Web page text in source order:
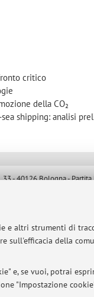
e altri strumenti di
sull'efficacia della
e, se vuoi, potrai
"Impostazione
critico
della CO₂
shipping: analisi
33 - 40126 Bologna -